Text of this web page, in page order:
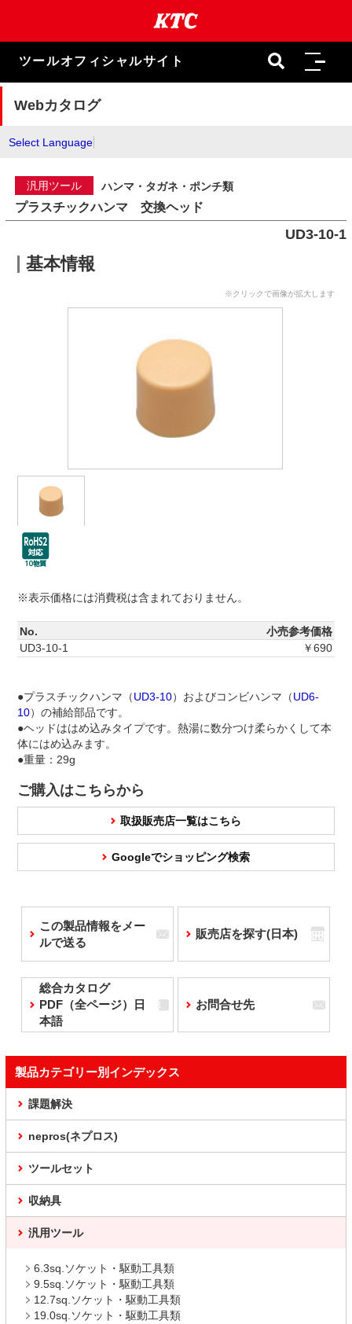
ま
キ
ツールオフィシャルサイト
Webカタログ
Select Language
汎用ツール ハンマ・タガネ・ポンチ類
プラスチックハンマ 交換ヘッド
UD3-10-1
基本情報
※クリックで画像が拡大します
※表示価格には消費税は含まれておりません。
No.
小売参考価格
UD3-10-1
￥690
●プラスチックハンマ（UD3-10）およびコンビハンマ（UD6-
10）の補給部品です。
●ヘッドははめ込みタイプです。熱湯に数分つけ柔らかくして本
体にはめ込みます。
●重量：29g
ご購入はこちらから
取扱販売店一覧はこちら
Googleでショッピング検索
この製品情報をメー
ルで送る
販売店を探す(日本)
総合カタログ
PDF（全ページ）日
本語
お問合せ先
製品カテゴリー別インデックス
課題解決
nepros(ネプロス)
ツールセット
収納具
汎用ツール
6.3sq.ソケット・駆動工具類
9.5sq.ソケット・駆動工具類
12.7sq.ソケット・駆動工具類
19.0sq.ソケット・駆動工具類